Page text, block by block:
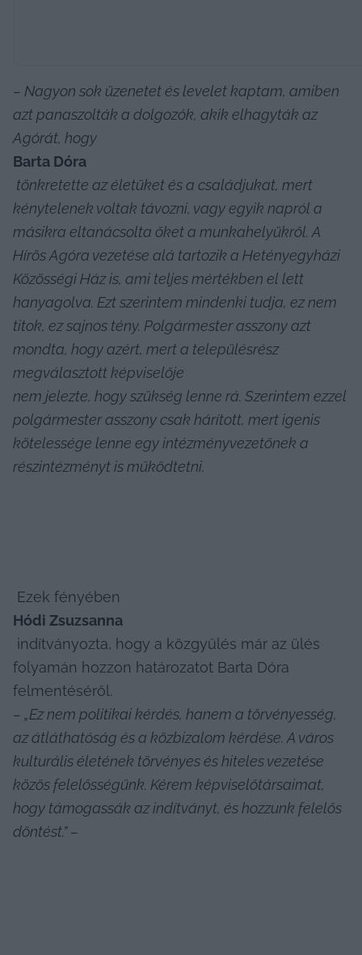
– Nagyon sok üzenetet és levelet kaptam, amiben
azt panaszolták a dolgozók, akik elhagyták az
Agórát, hogy
Barta Dóra
kénytelenek voltak távozni, vagy egyik napról a
másikra eltanácsolta őket a munkahelyükről. A
Hírös Agóra vezetése alá tartozik a Hetényegyházi
Közösségi Ház is, ami teljes mértékben el lett
hanyagolva. Ezt szerintem mindenki tudja, ez nem
titok, ez sajnos tény. Polgármester asszony azt
mondta, hogy azért, mert a településrész
megválasztott képviselője
nem jelezte, hogy szükség lenne rá. Szerintem ezzel
polgármester asszony csak hárított, mert igenis
kötelessége lenne egy intézményvezetőnek a
részintézményt is működtetni.
Ezek fényében
Hódi Zsuzsanna
folyamán hozzon határozatot Barta Dóra
felmentéséről.
– „Ez nem politikai kérdés, hanem a törvényesség,
az átláthatóság és a közbizalom kérdése. A város
kulturális életének törvényes és hiteles vezetése
közös felelősségünk. Kérem képviselőtársaimat,
hogy támogassák az indítványt, és hozzunk felelős
döntést.” –